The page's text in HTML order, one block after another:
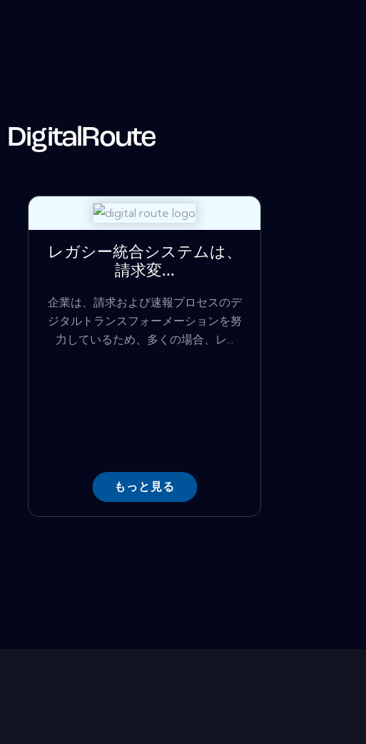
DigitalRoute
レガシー統合システムは、
請求変...
企業は、請求および速報プロセスのデ
ジタルトランスフォーメーションを努
力しているため、多くの場合、レ...
もっと見る